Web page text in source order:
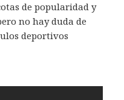
de popularidad y
no hay duda de
deportivos